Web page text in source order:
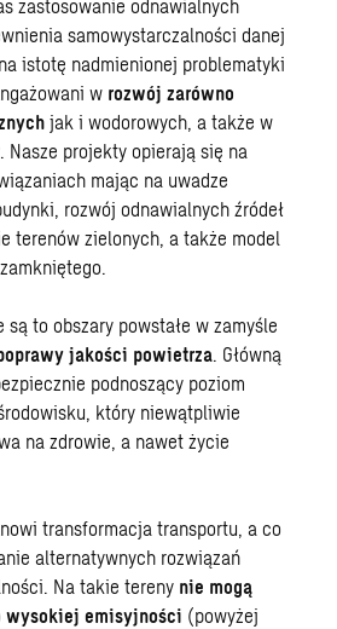
zastosowanie odnawialnych
samowystarczalności danej
istotę nadmienionej problematyki
w rozwój zarówno
jak i wodorowych, a także w
Nasze projekty opierają się na
mając na uwadze
rozwój odnawialnych źródeł
terenów zielonych, a także model
są to obszary powstałe w zamyśle
jakości powietrza. Główną
podnoszący poziom
który niewątpliwie
na zdrowie, a nawet życie
transformacja transportu, a co
alternatywnych rozwiązań
Na takie tereny nie mogą
wysokiej emisyjności (powyżej